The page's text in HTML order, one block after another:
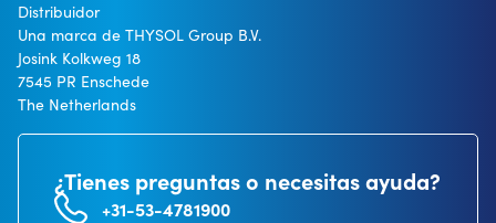
Distribuidor
Una marca de THYSOL Group B.V.
Josink Kolkweg 18
7545 PR Enschede
The Netherlands
¿Tienes preguntas o necesitas ayuda?
+31-53-4781900